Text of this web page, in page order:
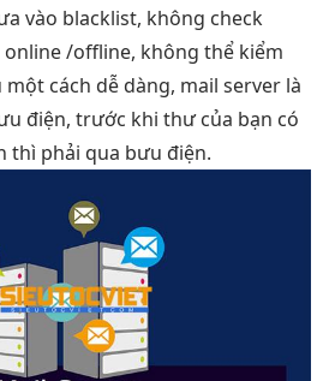
vào blacklist, không check
/offline, không thể kiểm
cách dễ dàng, mail server là
điện, trước khi thư của bạn có
thì phải qua bưu điện.